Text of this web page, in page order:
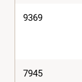
9369
7945